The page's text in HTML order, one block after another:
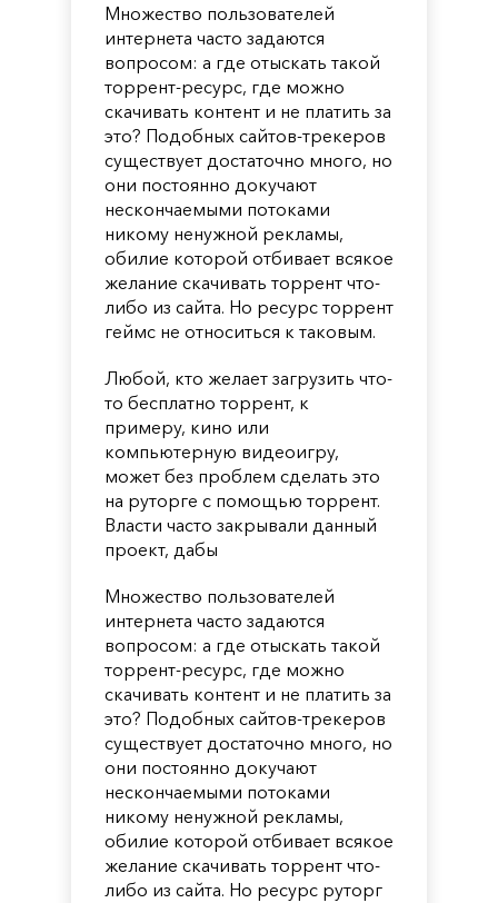
Множество пользователей
интернета часто задаются
вопросом: а где отыскать такой
торрент-ресурс, где можно
скачивать контент и не платить за
это? Подобных сайтов-трекеров
существует достаточно много, но
они постоянно докучают
нескончаемыми потоками
никому ненужной рекламы,
обилие которой отбивает всякое
желание скачивать торрент что-
либо из сайта. Но ресурс торрент
геймс не относиться к таковым.
Любой, кто желает загрузить что-
то бесплатно торрент, к
примеру, кино или
компьютерную видеоигру,
может без проблем сделать это
на руторге с помощью торрент.
Власти часто закрывали данный
проект, дабы
Множество пользователей
интернета часто задаются
вопросом: а где отыскать такой
торрент-ресурс, где можно
скачивать контент и не платить за
это? Подобных сайтов-трекеров
существует достаточно много, но
они постоянно докучают
нескончаемыми потоками
никому ненужной рекламы,
обилие которой отбивает всякое
желание скачивать торрент что-
либо из сайта. Но ресурс руторг